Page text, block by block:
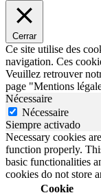
Cerrar
Ce site utilise des
navigation. Ces
Veuillez retrouver
page "Mentions
Nécessaire
Nécessaire
Siempre activado
Necessary cookies
function properly.
basic functionalities
cookies do not store
Cookie